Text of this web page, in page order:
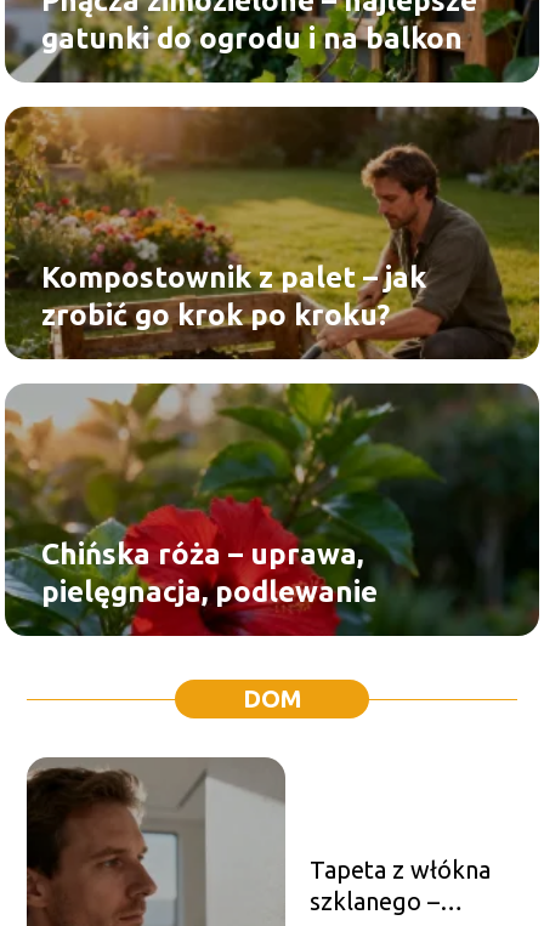
gatunki do ogrodu i na balkon
Kompostownik z palet – jak
zrobić go krok po kroku?
Chińska róża – uprawa,
pielęgnacja, podlewanie
DOM
Tapeta z włókna
szklanego –